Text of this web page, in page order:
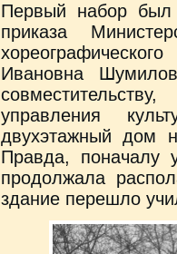
Первый набор был
приказа
Ивановна
управления
двухэтажный дом
Правда, поначалу
продолжала
здание перешло